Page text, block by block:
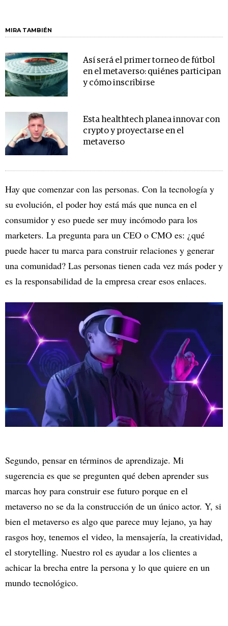
MIRA TAMBIÉN
Así será el primer torneo de fútbol
en el metaverso: quiénes participan
y cómo inscribirse
Esta healthtech planea innovar con
crypto y proyectarse en el
metaverso
Hay que comenzar con las personas. Con la tecnología y
su evolución, el poder hoy está más que nunca en el
consumidor y eso puede ser muy incómodo para los
marketers. La pregunta para un CEO o CMO es: ¿qué
puede hacer tu marca para construir relaciones y generar
una comunidad? Las personas tienen cada vez más poder y
es la responsabilidad de la empresa crear esos enlaces.
Segundo, pensar en términos de aprendizaje. Mi
sugerencia es que se pregunten qué deben aprender sus
marcas hoy para construir ese futuro porque en el
metaverso no se da la construcción de un único actor. Y, si
bien el metaverso es algo que parece muy lejano, ya hay
rasgos hoy, tenemos el video, la mensajería, la creatividad,
el storytelling. Nuestro rol es ayudar a los clientes a
achicar la brecha entre la persona y lo que quiere en un
mundo tecnológico.